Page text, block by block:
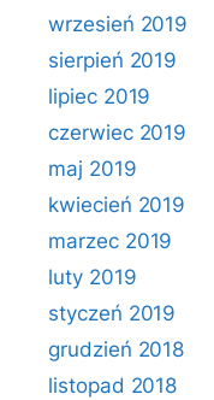
wrzesień 2019
sierpień 2019
lipiec 2019
czerwiec 2019
maj 2019
kwiecień 2019
marzec 2019
luty 2019
styczeń 2019
grudzień 2018
listopad 2018